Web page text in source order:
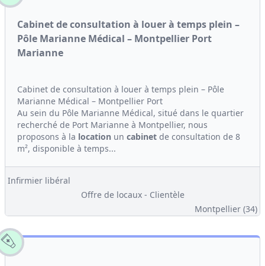
Cabinet de consultation à louer à temps plein –
Pôle Marianne Médical – Montpellier Port
Marianne
Cabinet de consultation à louer à temps plein – Pôle
Marianne Médical – Montpellier Port
Au sein du Pôle Marianne Médical, situé dans le quartier
recherché de Port Marianne à Montpellier, nous
proposons à la location un cabinet de consultation de 8
m², disponible à temps...
Infirmier libéral
Offre de locaux - Clientèle
Montpellier (34)